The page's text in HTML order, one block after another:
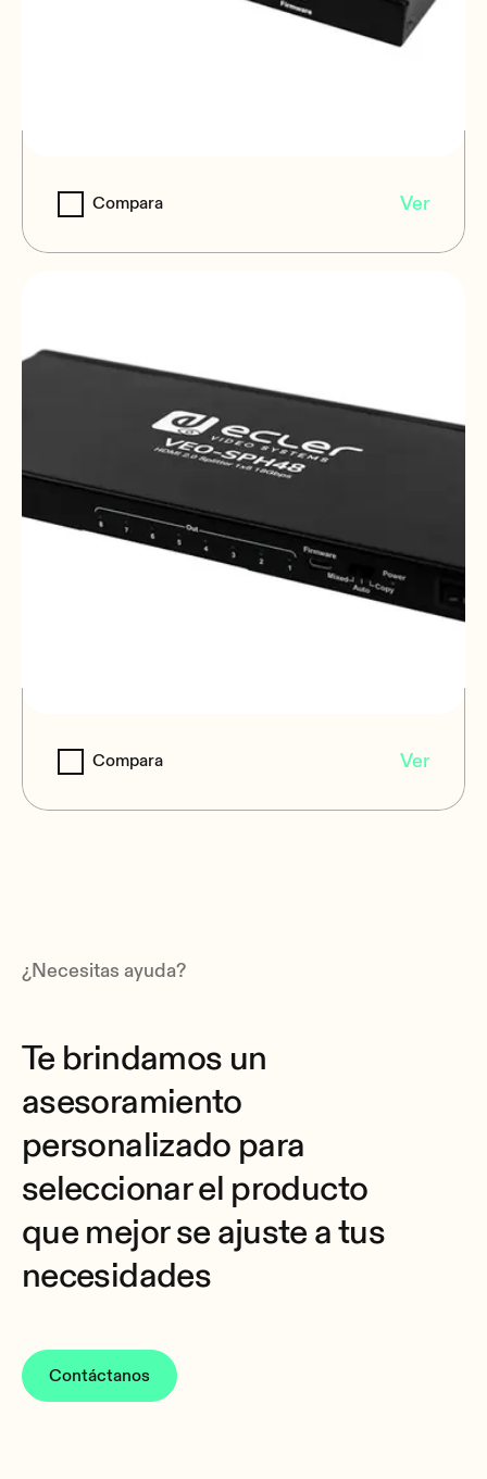
VEO-SPH44
Ver
Compara
VEO-SPH48
Ver
Compara
¿Necesitas ayuda?
Te brindamos un
asesoramiento
personalizado para
seleccionar el producto
que mejor se ajuste a tus
necesidades
Contáctanos